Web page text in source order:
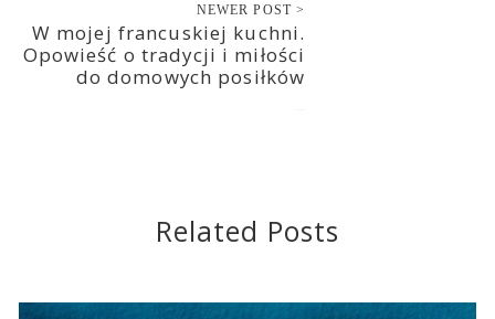
NEWER POST >
W mojej francuskiej kuchni.
Opowieść o tradycji i miłości
do domowych posiłków
Related Posts